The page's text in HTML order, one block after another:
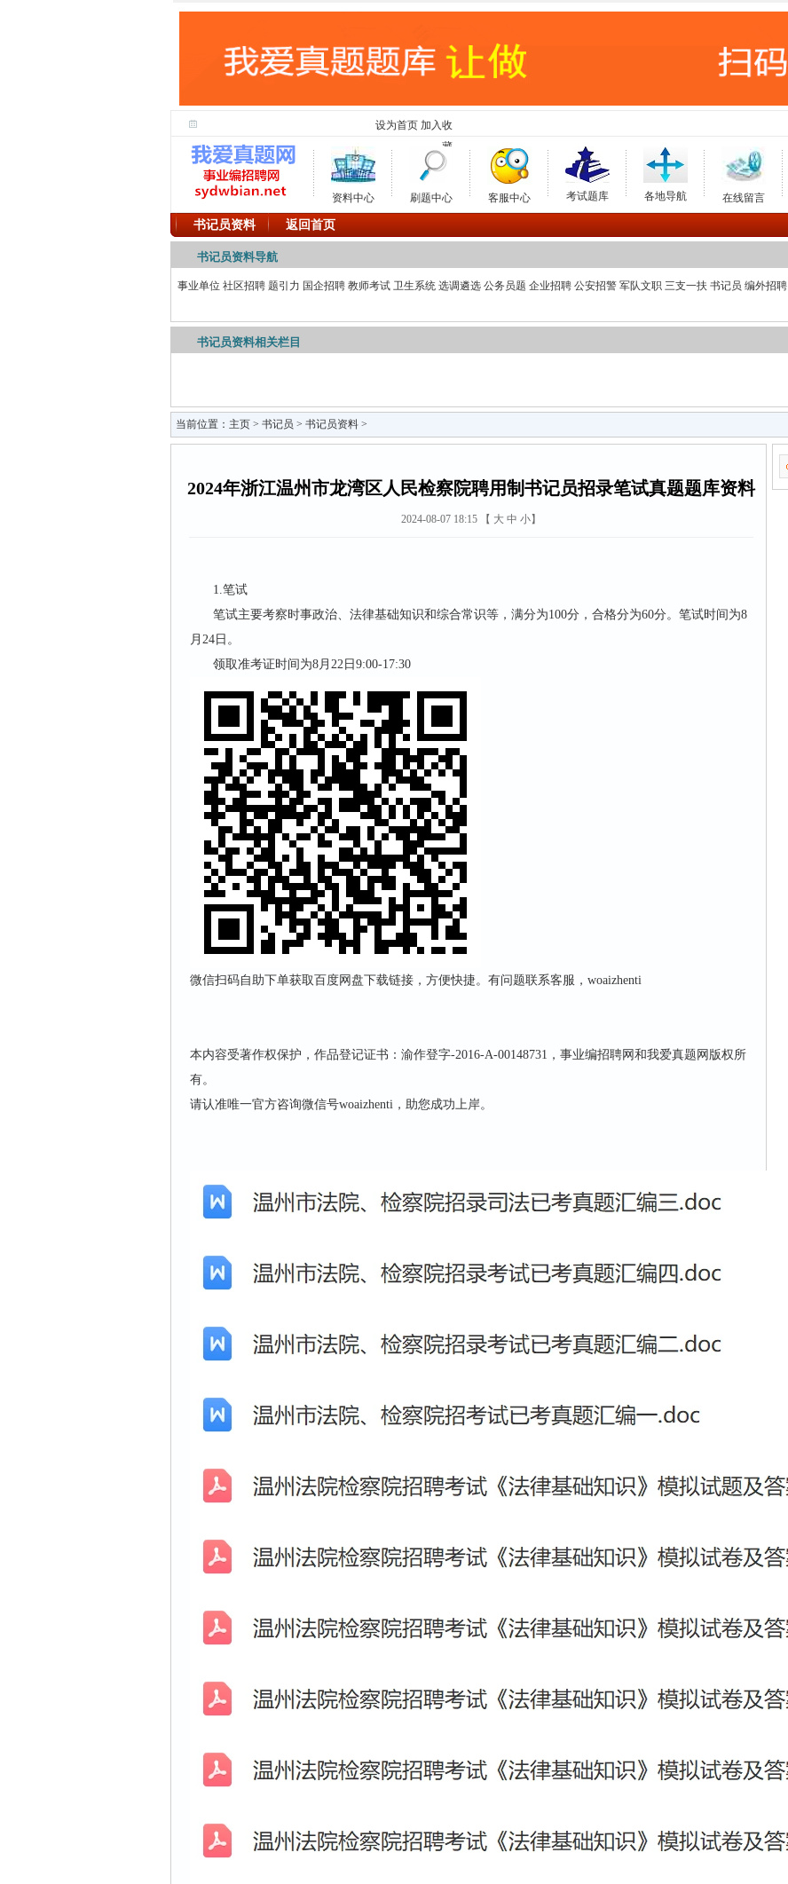
设为首页 加入收
藏
资料中心 刷题中心 客服中心 考试题库 各地导航 在线留言
书记员资料 返回首页
书记员资料导航
事业单位 社区招聘 题引力 国企招聘 教师考试 卫生系统 选调遴选 公务员题 企业招聘 公安招警 军队文职 三支一扶 书记员 编外招聘
书记员资料相关栏目
当前位置： 主页 > 书记员 > 书记员资料 >
2024年浙江温州市龙湾区人民检察院聘用制书记员招录笔试真题题库资料
2024-08-07 18:15 【 大 中 小】
1.笔试
笔试主要考察时事政治、法律基础知识和综合常识等，满分为100分，合格分为60分。笔试时间为8
月24日。
领取准考证时间为8月22日9:00-17:30
微信扫码自助下单获取百度网盘下载链接，方便快捷。有问题联系客服，woaizhenti
本内容受著作权保护，作品登记证书：渝作登字-2016-A-00148731，事业编招聘网和我爱真题网版权所
有。
请认准唯一官方咨询微信号woaizhenti，助您成功上岸。